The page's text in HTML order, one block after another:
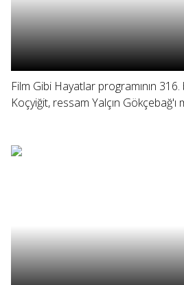
Film Gibi Hayatlar programının
Koçyiğit, ressam Yalçın Gökçebağ'ı